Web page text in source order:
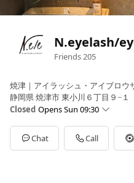
N.eyelash/
Friends205
焼津｜アイラッシュ・アイブロウ
静岡県 焼津市 東小川６丁目９−１
Closed Opens Sun 09:30
Sun09:30 - 18:30
Mon09:30 - 18:30
Tue
09:30 - 18:30
Chat Call